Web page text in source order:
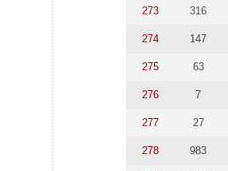
273 316
274 147
275 63
276 7
277 27
278 983